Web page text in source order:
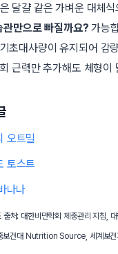
달걀 같은 가벼운 대체
만으로 빠질까요? 가능
초대사량이 유지되어 감
근력만 추가해도 체형이
오트밀
토스트
나나
처: 대한비만학회 체중관리 지침,
건대 Nutrition Source, 세계보건